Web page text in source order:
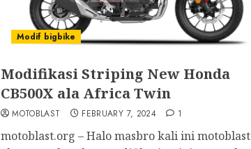
Modif bigbike
Modifikasi Striping New Honda
CB500X ala Africa Twin
MOTOBLAST FEBRUARY 7, 2024 1
motoblast.org – Halo masbro kali ini motoblast